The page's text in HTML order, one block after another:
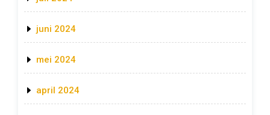
juni 2024
mei 2024
april 2024